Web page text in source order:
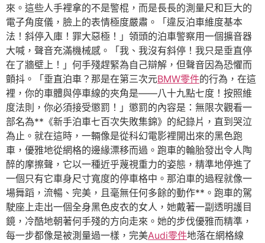
來。這些人手裡拿的不是警棍，而是長長的測量尺和巨大的
電子角度儀，臉上的表情極度嚴肅。「違反泊車維度基本
法！斜停入庫！罪大惡極！」領頭的泊車警察用一個擴音器
大喊，聲音充滿機械感。「我、我沒有斜停！我只是垂直停
在了牆壁上！」何手殘趕緊為自己辯解，但聲音因為恐懼而
顫抖。「垂直泊車？那是在第三次元BMW零件的行為，在這
裡，你的車體與停車線的夾角是——八十九點七度！按照維
度法則，你必須接受懲罰！」懲罰的內容是：無限次觀看一
部名為**《新手泊車七百次失敗集錦》的紀錄片，直到哭泣
為止。就在這時，一輛像是從科幻電影裡開出來的黑色跑
車，優雅地從網格的邊緣漂移而過。跑車的輪胎發出令人陶
醉的摩擦聲，它以一種近乎蔑視重力的姿態，精準地停進了
一個只有它車身尺寸寬度的停車格中。那泊車的過程就像一
場舞蹈，流暢、完美，且毫無任何多餘的動作**。跑車的駕
駛座上走出一個全身黑色皮衣的女人，她戴著一副透明護目
鏡，冷酷地朝著何手殘的方向走來。她的步伐優雅而精準，
每一步都像是被測量過一樣，完美Audi零件地落在網格線